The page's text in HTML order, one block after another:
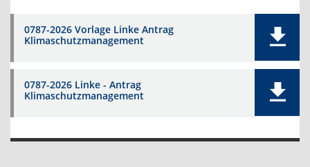
0787-2026 Vorlage Linke Antrag
Klimaschutzmanagement
0787-2026 Linke - Antrag
Klimaschutzmanagement